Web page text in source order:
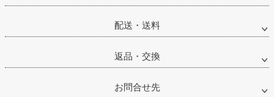
配送・送料
返品・交換
お問合せ先